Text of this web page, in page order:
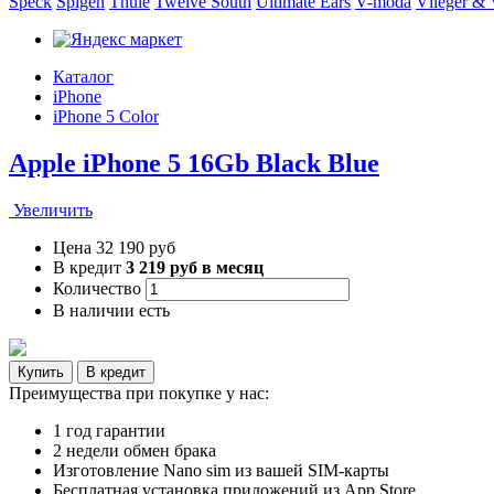
Каталог
iPhone
iPhone 5 Color
Apple iPhone 5 16Gb Black Blue
Увеличить
Цена 32 190 руб
В кредит 3 219 руб в месяц
Количество
В наличии есть
Преимущества при покупке у нас:
1 год гарантии
2 недели обмен брака
Изготовление Nano sim из вашей SIM-карты
Бесплатная установка приложений из App Store